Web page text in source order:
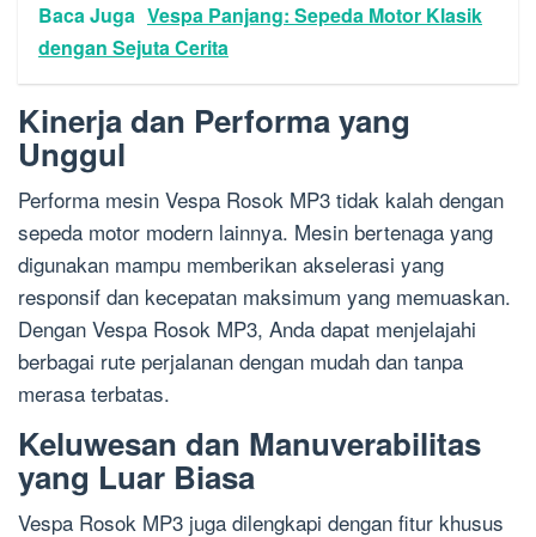
Baca Juga Vespa Panjang: Sepeda Motor Klasik
dengan Sejuta Cerita
Kinerja dan Performa yang
Unggul
Performa mesin Vespa Rosok MP3 tidak kalah dengan
sepeda motor modern lainnya. Mesin bertenaga yang
digunakan mampu memberikan akselerasi yang
responsif dan kecepatan maksimum yang memuaskan.
Dengan Vespa Rosok MP3, Anda dapat menjelajahi
berbagai rute perjalanan dengan mudah dan tanpa
merasa terbatas.
Keluwesan dan Manuverabilitas
yang Luar Biasa
Vespa Rosok MP3 juga dilengkapi dengan fitur khusus